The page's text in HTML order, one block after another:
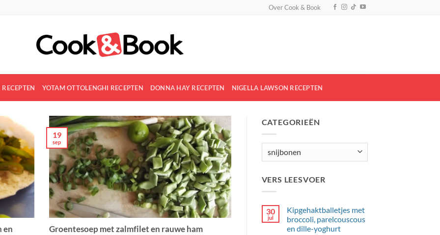
Over Cook & Book
YOTAM OTTOLENGHI RECEPTEN DONNA HAY RECEPTEN NIGELLA LAWSON RECEPTEN
en
Groentesoep met zalmfilet en rauwe ham
19
sep
CATEGORIEËN
Categorieën
VERS LEESVOER
30
jul
Kipgehaktballetjes met
broccoli, parelcouscous
en dille-yoghurt